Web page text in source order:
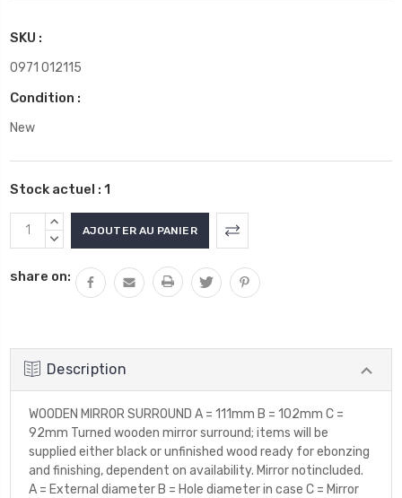
SKU :
0971 012115
Condition :
New
Stock actuel : 1
AUGMENTER
LA
:
DIMINUER
QUANTITÉ
share on:
Description
WOODEN MIRROR SURROUND A = 111mm B = 102mm C =
92mm Turned wooden mirror surround; items will be
supplied either black or unfinished wood ready for ebonzing
and finishing, dependent on availability. Mirror notincluded.
A = External diameter B = Hole diameter in case C = Mirror